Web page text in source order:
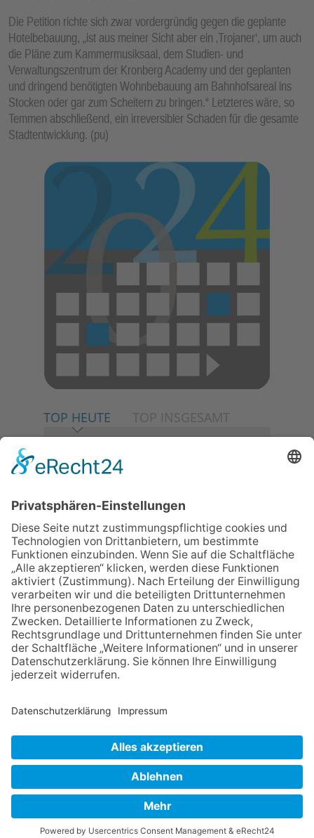
Die Petition richte sich zwar vordergründig gegen die geplante
Hotelbebauung, „ist aus meiner Sicht aber ein ‚Trojaner‘, um auch
die Pläne zum Kammermusiksaal, dem Studien- und
Verwaltungszentrum der Kronberg Academy und der geplanten
und dringend benötigten Wohnbebauung am Bahnhofsareal ins
Stocken oder gar zum Scheitern zu bringen.“ Letzteres wäre, so
Temmen abschließend, ein irreversibler Schaden für die gesamte
Stadtentwicklung. (pu)
TOP HEUTE TOP INSGESAMT
06.08.2026
Baustellenführung führt auch in
die Zukunft der Stadt
Königstein
06.08.2026
Klinikforum zum Thema
Karpaltunnelsyndrom
06.08.2026
Gewinnspiel zum Start ins
Schuljahr
30.07.2026
Ganz Niederhöchstadt wird zur
Festmeile
NACH OBEN
Datenschutz Netiquette FAQ
Powered bynative:media.